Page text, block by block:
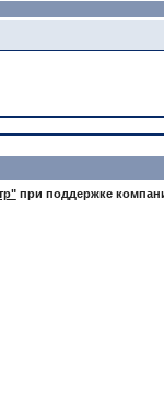
при поддержке